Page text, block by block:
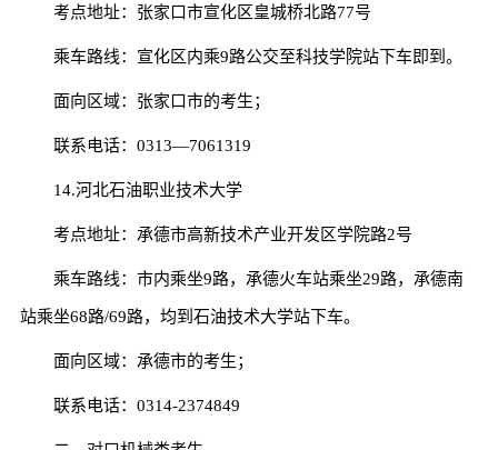
考点地址：张家口市宣化区皇城桥北路77号
乘车路线：宣化区内乘9路公交至科技学院站下车即到。
面向区域：张家口市的考生；
联系电话：0313—7061319
14.河北石油职业技术大学
考点地址：承德市高新技术产业开发区学院路2号
乘车路线：市内乘坐9路，承德火车站乘坐29路，承德南
站乘坐68路/69路，均到石油技术大学站下车。
面向区域：承德市的考生；
联系电话：0314-2374849